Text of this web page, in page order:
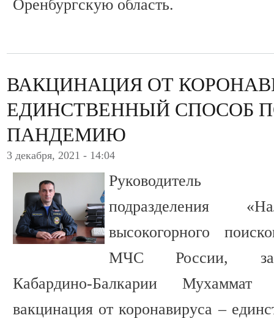
Оренбургскую область.
ВАКЦИНАЦИЯ ОТ
ЕДИНСТВЕННЫЙ СПОСОБ
ПАНДЕМИЮ
3 декабря, 2021 - 14:04
Руководитель
подразделения
высокогорного
МЧС России,
Кабардино-Балкарии
вакцинация от коронавируса –